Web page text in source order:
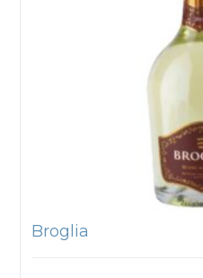
Broglia